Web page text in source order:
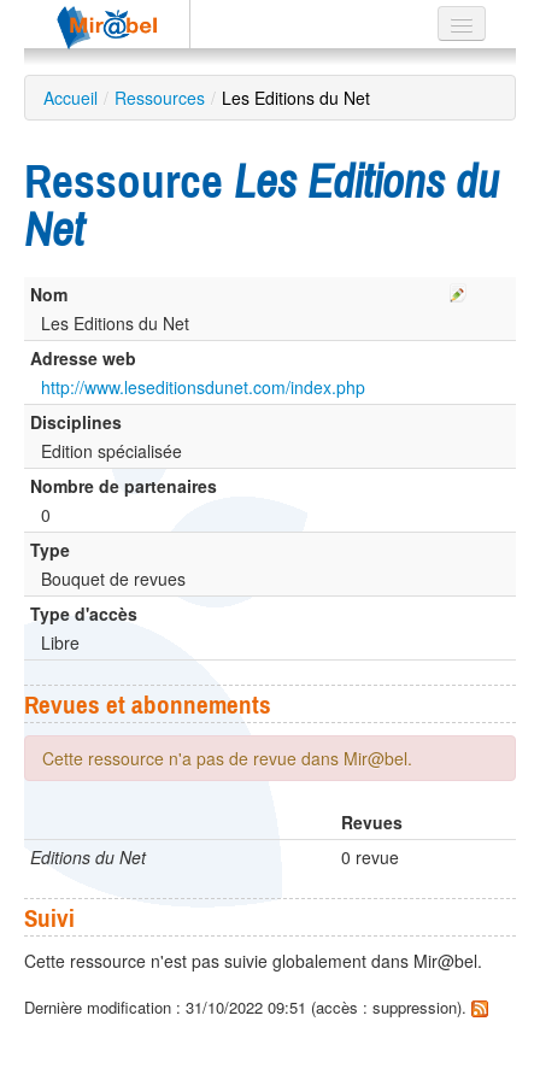
Le réseau
Soutien
Recherche
avancée
EN
ES
?
Accueil / Ressources / Les Editions du Net
Ressource Les Editions du
Net
Nom
Les Editions du Net
Adresse web
http://www.leseditionsdunet.com/index.php
Disciplines
Edition spécialisée
Nombre de partenaires
0
Type
Bouquet de revues
Type d'accès
Libre
Revues et abonnements
Cette ressource n'a pas de revue dans Mir@bel.
Revues
Editions du Net
0 revue
Suivi
Cette ressource n'est pas suivie globalement dans Mir@bel.
Dernière modification : 31/10/2022 09:51 (accès : suppression).